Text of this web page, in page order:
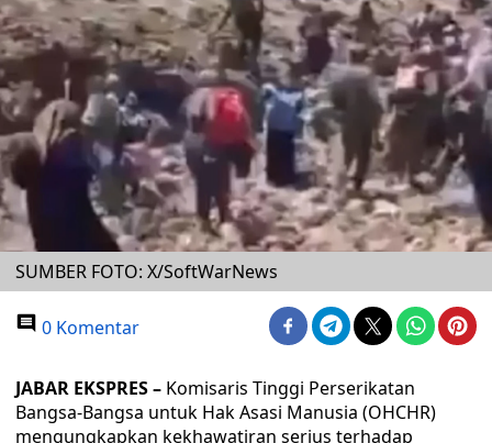
SUMBER FOTO: X/SoftWarNews
0 Komentar
JABAR EKSPRES – Komisaris Tinggi Perserikatan
Bangsa-Bangsa untuk Hak Asasi Manusia (OHCHR)
mengungkapkan kekhawatiran serius terhadap